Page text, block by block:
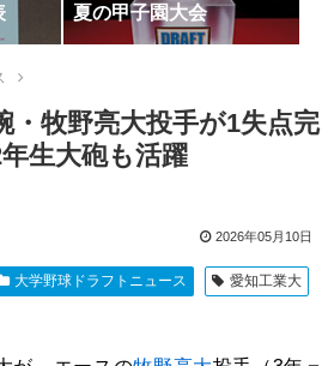
夏の甲子園大会
・牧野亮大投手が1失点完
生大砲も活躍
2026年05月10日
大学野球ドラフトニュース
愛知工業大